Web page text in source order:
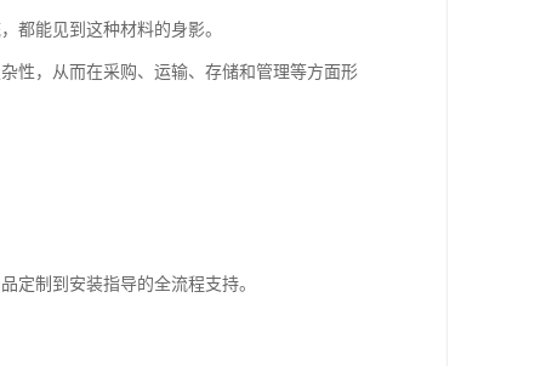
都能见到这种材料的身影。
性，从而在采购、运输、存储和管理等方面形
定制到安装指导的全流程支持。